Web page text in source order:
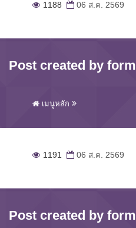
1188 06 ส.ค. 2569
Post created by form
เมนูหลัก
1191 06 ส.ค. 2569
Post created by form